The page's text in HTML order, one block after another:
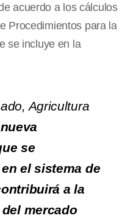
acuerdo a los cálculos
Procedimientos para la
se incluye en la
Agricultura
se
el sistema de
a la
mercado